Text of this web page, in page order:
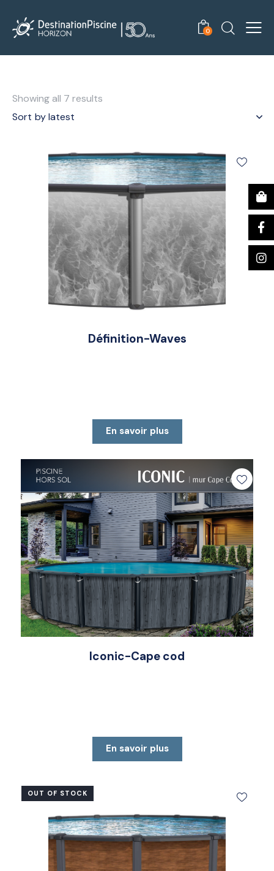
0
Showing all 7 results
Définition-Waves
En savoir plus
Iconic-Cape cod
En savoir plus
OUT OF STOCK